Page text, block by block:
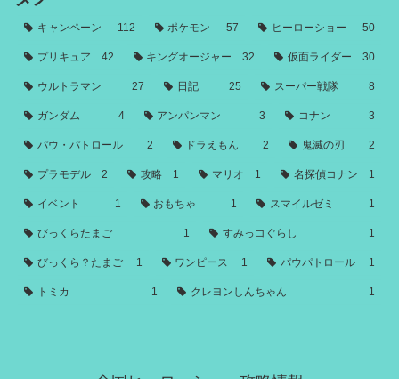
キャンペーン 112 ポケモン 57 ヒーローショー 50
プリキュア 42 キングオージャー 32 仮面ライダー 30
ウルトラマン 27 日記 25 スーパー戦隊 8
ガンダム 4 アンパンマン 3 コナン 3
パウ・パトロール 2 ドラえもん 2 鬼滅の刃 2
プラモデル 2 攻略 1 マリオ 1 名探偵コナン 1
イベント 1 おもちゃ 1 スマイルゼミ 1
びっくらたまご 1 すみっコぐらし 1
びっくら？たまご 1 ワンピース 1 パウパトロール 1
トミカ 1 クレヨンしんちゃん 1